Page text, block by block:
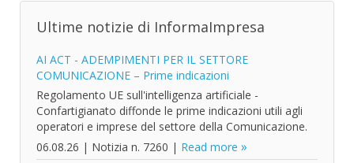
Ultime notizie di InformaImpresa
AI ACT - ADEMPIMENTI PER IL SETTORE
COMUNICAZIONE – Prime indicazioni
Regolamento UE sull'intelligenza artificiale -
Confartigianato diffonde le prime indicazioni utili agli
operatori e imprese del settore della Comunicazione.
06.08.26 | Notizia n. 7260 | Read more